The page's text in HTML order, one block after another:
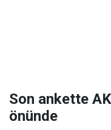
Son ankette
önünde